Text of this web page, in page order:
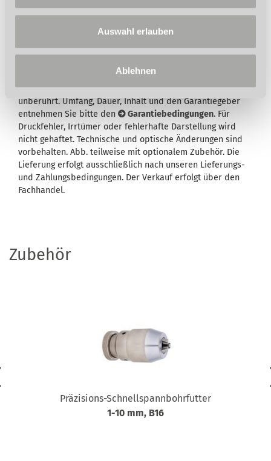
Auswahl erlauben
Ablehnen
Wird in der Artikelbeschreibung und/oder in der
ausgewiesen, bleiben Ihre gesetzlichen
Mangelhaftungsrechte Ihrem Verkäufer gegenüber hiervon
unberührt. Umfang, Dauer, Inhalt und den Garantiegeber
entnehmen Sie bitte den
Garantiebedingungen. Für
Druckfehler, Irrtümer oder fehlerhafte Darstellung wird
nicht gehaftet. Technische und optische Änderungen sind
vorbehalten. Abb. teilweise mit optionalem Zubehör. Die
Lieferung erfolgt ausschließlich nach unseren Lieferungs-
und Zahlungsbedingungen. Der Verkauf erfolgt über den
Fachhandel.
Zubehör
Präzisions-Schnellspannbohrfutter
1-10 mm, B16